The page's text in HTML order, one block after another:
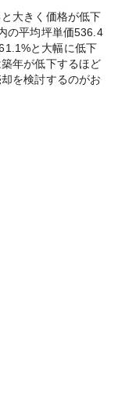
大きく価格が低下
の平均坪単価536.4
と大幅に低下
年が低下するほど
を検討するのがお